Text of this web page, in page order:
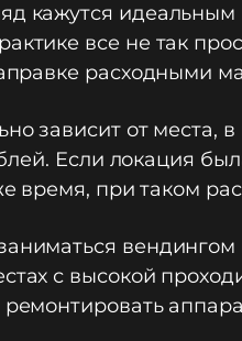
кажутся
все не так
расходными
зависит от места,
Если локация
время, при таком
с высокой